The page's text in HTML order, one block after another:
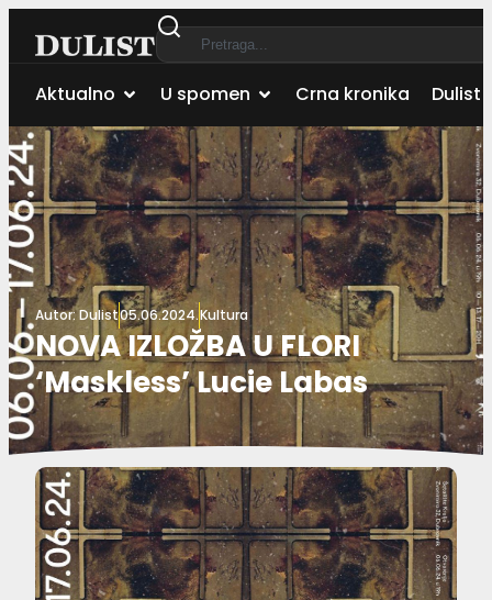
Aktualno U spomen Crna kronika Dulist
Autor:Dulist05.06.2024.Kultura
NOVA IZLOŽBA U FLORI
‘Maskless’ Lucie Labas